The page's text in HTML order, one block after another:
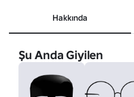
Hakkında
Şu Anda Giyilen